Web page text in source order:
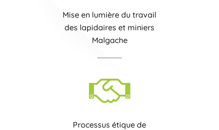
Mise en lumière du travail
des lapidaires et miniers
Malgache
Processus étique de